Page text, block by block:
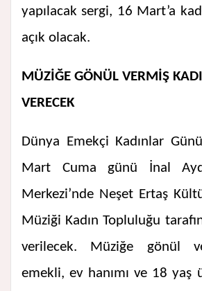
yapılacak sergi, 16 Mart’a
açık olacak.
MÜZİĞE GÖNÜL VERMİŞ
VERECEK
Dünya Emekçi Kadınlar
Mart Cuma günü İnal
Merkezi’nde Neşet Ertaş
Müziği Kadın Topluluğu
verilecek. Müziğe gönül
emekli, ev hanımı ve 18 yaş